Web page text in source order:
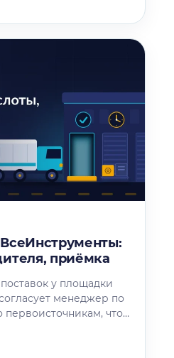
приёмка
у площадки
менеджер по
первоисточникам, что